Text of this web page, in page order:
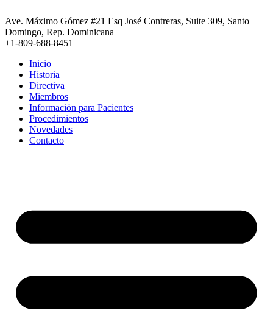
al
contenido
Ave. Máximo Gómez #21 Esq José Contreras, Suite 309, Santo
Domingo, Rep. Dominicana
+1-809-688-8451
Inicio
Historia
Directiva
Miembros
Información para Pacientes
Procedimientos
Novedades
Contacto